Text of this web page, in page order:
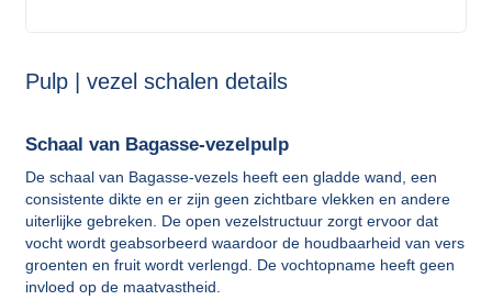
Pulp | vezel schalen details
Schaal van Bagasse-vezelpulp
De schaal van Bagasse-vezels heeft een gladde wand, een
consistente dikte en er zijn geen zichtbare vlekken en andere
uiterlijke gebreken. De open vezelstructuur zorgt ervoor dat
vocht wordt geabsorbeerd waardoor de houdbaarheid van vers
groenten en fruit wordt verlengd. De vochtopname heeft geen
invloed op de maatvastheid.